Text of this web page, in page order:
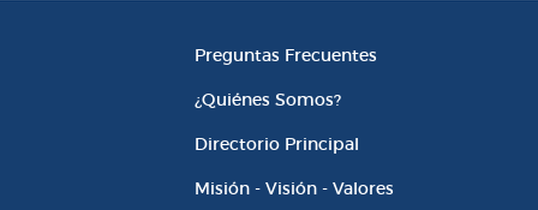
Información Institucional
Preguntas Frecuentes
¿Quiénes Somos?
Directorio Principal
Misión - Visión - Valores